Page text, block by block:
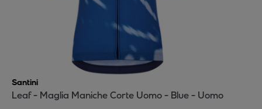
Santini
Leaf - Maglia Maniche Corte Uomo - Blue - Uomo